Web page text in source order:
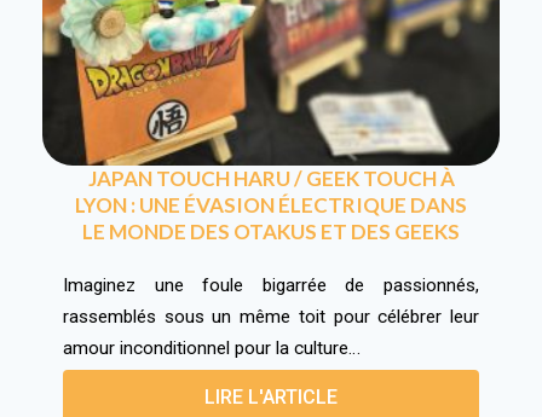
JAPAN TOUCH HARU / GEEK TOUCH À
LYON : UNE ÉVASION ÉLECTRIQUE DANS
LE MONDE DES OTAKUS ET DES GEEKS
Imaginez une foule bigarrée de passionnés,
rassemblés sous un même toit pour célébrer leur
amour inconditionnel pour la culture…
LIRE L'ARTICLE